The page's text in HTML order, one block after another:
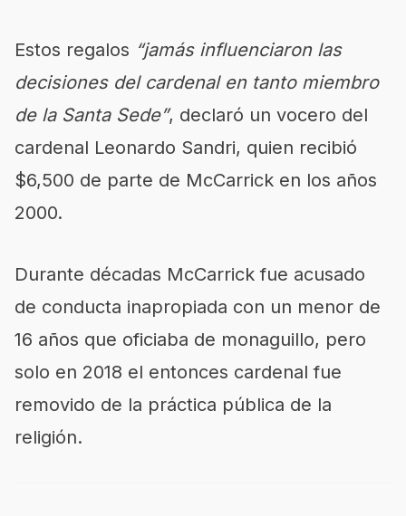
Estos regalos “jamás influenciaron las
decisiones del cardenal en tanto miembro
de la Santa Sede”, declaró un vocero del
cardenal Leonardo Sandri, quien recibió
$6,500 de parte de McCarrick en los años
2000.
Durante décadas McCarrick fue acusado
de conducta inapropiada con un menor de
16 años que oficiaba de monaguillo, pero
solo en 2018 el entonces cardenal fue
removido de la práctica pública de la
religión.